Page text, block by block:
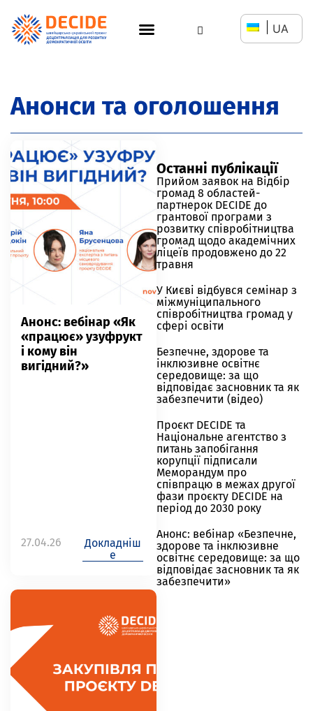
UA
Анонси та оголошення
Анонс: вебінар «Як
«працює» узуфрукт
і кому він
вигідний?»
27.04.26
Докладніш
е
Останні публікації
Прийом заявок на Відбір
громад 8 областей-
партнерок DECIDE до
грантової програми з
розвитку співробітництва
громад щодо академічних
ліцеїв продовжено до 22
травня
У Києві відбувся семінар з
міжмуніципального
співробітництва громад у
сфері освіти
Безпечне, здорове та
інклюзивне освітнє
середовище: за що
відповідає засновник та як
забезпечити (відео)
Проєкт DECIDE та
Національне агентство з
питань запобігання
корупції підписали
Меморандум про
співпрацю в межах другої
фази проєкту DECIDE на
період до 2030 року
Анонс: вебінар «Безпечне,
здорове та інклюзивне
освітнє середовище: за що
відповідає засновник та як
забезпечити»